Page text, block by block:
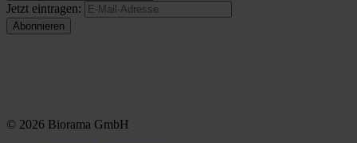
Jetzt eintragen:
© 2026 Biorama GmbH